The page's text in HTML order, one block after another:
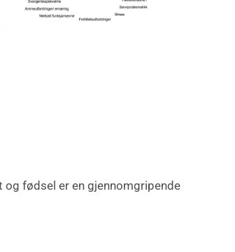
og fødsel er en gjennomgripende